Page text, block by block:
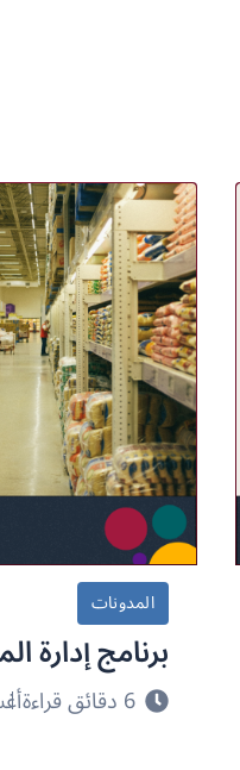
المدونات
برنامج إدارة
6 دقائق قراءة